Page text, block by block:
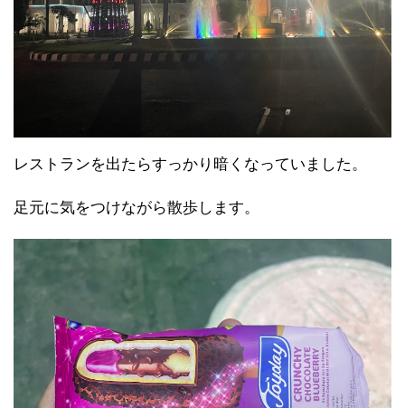
レストランを出たらすっかり暗くなっていました。
足元に気をつけながら散歩します。